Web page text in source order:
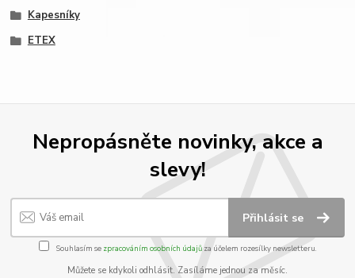
Kapesníky
ETEX
Nepropásněte novinky, akce a
slevy!
Přihlásit se
Souhlasím se zpracováním osobních údajůza účelem rozesílky newsletteru.
Můžete se kdykoli odhlásit. Zasíláme jednou za měsíc.